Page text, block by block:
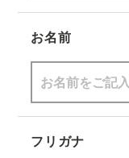
お名前
フリガナ